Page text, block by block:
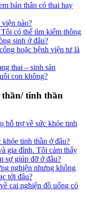
bản thân có thai hay
nào?
có thể tìm kiếm thông
sinh ở đâu?
hoặc bệnh viện tư là
thai – sinh sản
con không?
thần/ tinh thần
hỗ trợ về sức khỏe tinh
tinh thần ở đâu?
gia đình. Tôi cảm thấy
sự giúp đỡ ở đâu?
nghiện nhưng không
tới đâu?
cai nghiện đồ uống có